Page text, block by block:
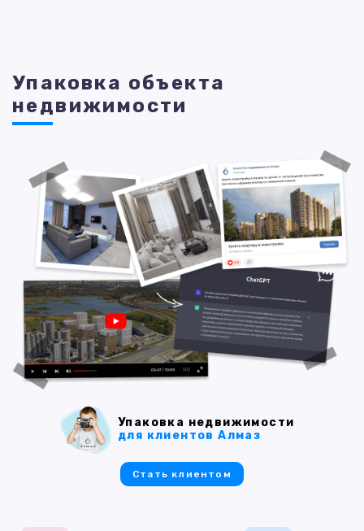
Упаковка объекта
недвижимости
Упаковка недвижимости
для клиентов Алмаз
Стать клиентом